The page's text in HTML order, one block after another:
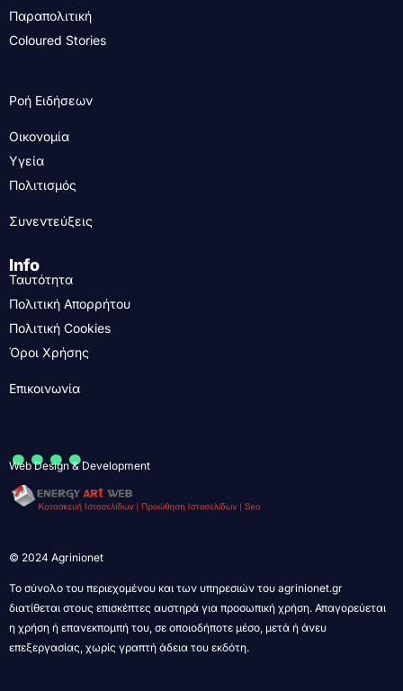
Παραπολιτική
Coloured Stories
Ροή Ειδήσεων
Οικονομία
Υγεία
Πολιτισμός
Συνεντεύξεις
Info
Ταυτότητα
Πολιτική Απορρήτου
Πολιτική Cookies
Όροι Χρήσης
Επικοινωνία
....
Web Design & Development
© 2024 Agrinionet
Το σύνολο του περιεχομένου και των υπηρεσιών του agrinionet.gr
διατίθεται στους επισκέπτες αυστηρά για προσωπική χρήση. Απαγορεύεται
η χρήση ή επανεκπομπή του, σε οποιοδήποτε μέσο, μετά ή άνευ
επεξεργασίας, χωρίς γραπτή άδεια του εκδότη.